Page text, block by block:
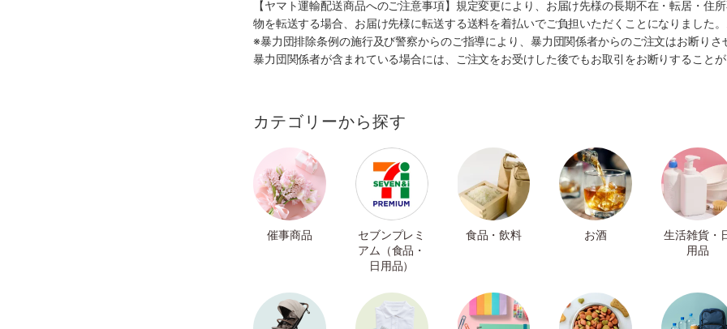
【ヤマト運輸配送商品へのご注意事項】規定変更により、お届け先様の長期不在・転居・
物を転送する場合、お届け先様に転送する送料を着払いでご負担いただくことになりました
※暴力団排除条例の施行及び警察からのご指導により、暴力団関係者からのご注文はお断り
暴力団関係者が含まれている場合には、ご注文をお受けした後でもお取引をお断りすること
カテゴリーから探す
催事商品
セブンプレミ
アム（食品・
日用品）
食品・飲料 お酒
生活雑貨・
用品